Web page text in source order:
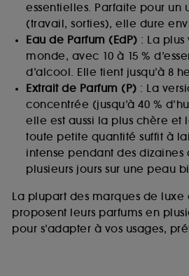
essentielles. Parfaite pour un
(travail, sorties), elle dure
Eau de Parfum (EdP) : La
monde, avec 10 à 15 %
d’alcool. Elle tient jusqu’à 8
Extrait de Parfum (P) : La
concentrée (jusqu’à 40 %
elle est aussi la plus chère et
toute petite quantité suffit à
intense pendant des dizaines
plusieurs jours sur une peau
La plupart des marques de luxe
proposent leurs parfums en
pour s’adapter à vos usages,